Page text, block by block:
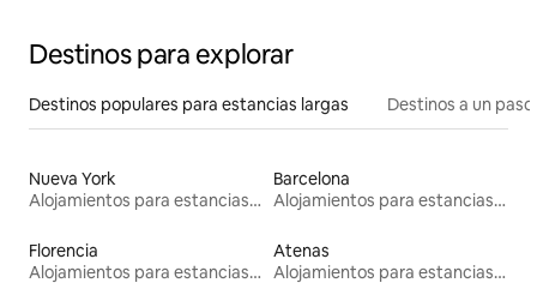
Destinos para explorar
Destinos populares para estancias largas Destinos a un
Nueva York
Alojamientos para estancias largas
Barcelona
Alojamientos para estancias largas
Florencia
Alojamientos para estancias largas
Atenas
Alojamientos para estancias largas